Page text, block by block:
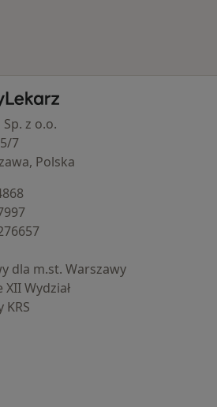
główna
z o.o.
7
Polska
dla m.st. Warszawy
Wydział
KRS